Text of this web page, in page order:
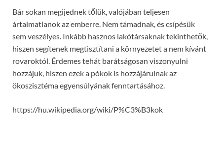
Bár sokan megijednek tőlük, valójában teljesen
ártalmatlanok az emberre. Nem támadnak, és csípésük
sem veszélyes. Inkább hasznos lakótársaknak tekinthetők,
hiszen segítenek megtisztítani a környezetet a nem kívánt
rovaroktól. Érdemes tehát barátságosan viszonyulni
hozzájuk, hiszen ezek a pókok is hozzájárulnak az
ökoszisztéma egyensúlyának fenntartásához.
https://hu.wikipedia.org/wiki/P%C3%B3kok